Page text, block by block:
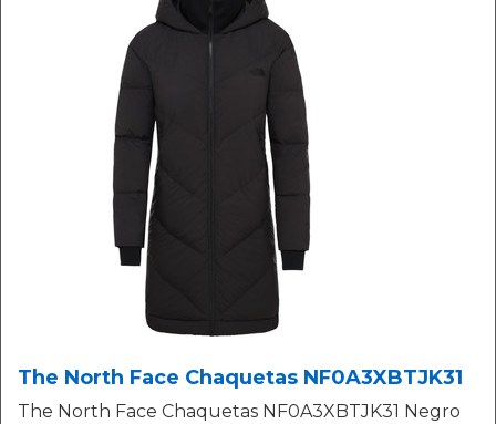
The North Face Chaquetas NF0A3XBTJK31
The North Face Chaquetas NF0A3XBTJK31 Negro